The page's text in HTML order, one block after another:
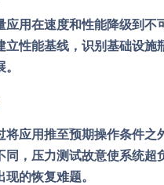
应用在速度和性能降级到
立性能基线，识别基础设
将应用推至预期操作条件
同，压力测试故意使系统
的恢复难题。